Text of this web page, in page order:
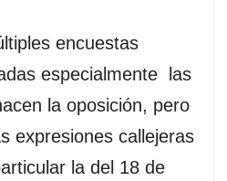
encuestas
especialmente las
la oposición, pero
expresiones callejeras
la del 18 de